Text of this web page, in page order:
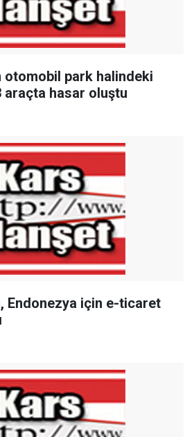
otomobil park halindeki
araçta hasar oluştu
Endonezya için e-ticaret